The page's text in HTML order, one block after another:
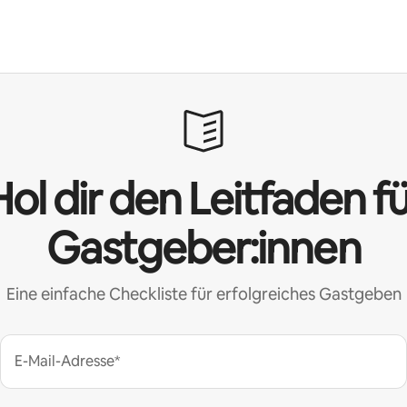
dir den Leitfaden
Gastgeber:innen
Eine einfache Checkliste für erfolgreiches Gastgeben
E-Mail-Adresse*